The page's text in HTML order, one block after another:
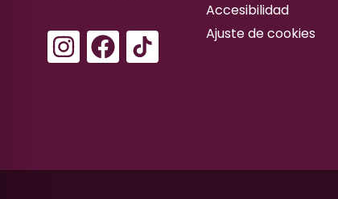
I
n
g
F
a
o
Accesibilidad
Ajuste de cookies